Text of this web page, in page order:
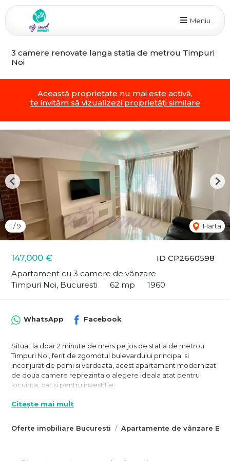
Meniu
3 camere renovate langa statia de metrou Timpuri
Noi
Această proprietate nu mai este activă,
te invităm să vizualizezi proprietăți similare
ID CP2660598
147,000 €
Apartament cu 3 camere de vânzare
Timpuri Noi, Bucuresti
62 mp 1960
1 /9 Harta
Previous
Oferte imobiliare Bucuresti Apartamente de vânzare
WhatsApp Facebook
Situat la doar 2 minute de mers pe jos de statia de metrou
Timpuri Noi, ferit de zgomotul bulevardului principal si
inconjurat de pomi si verdeata, acest apartament modernizat
de doua camere reprezinta o alegere ideala atat pentru
locuinta, cat si pentru investitie.
Amplasat la parterul unui bloc de 4 niveluri, edificat in 1960,
reduse la intretinere.
Citește mai mult